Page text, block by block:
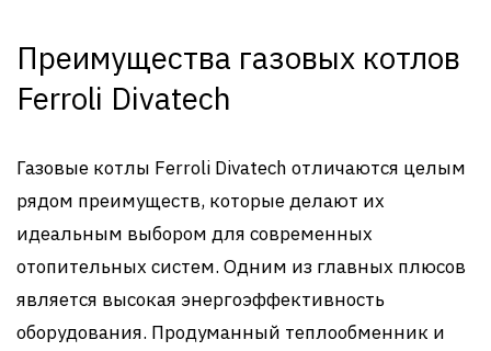
Преимущества газовых котлов
Ferroli Divatech
Газовые котлы Ferroli Divatech отличаются целым
рядом преимуществ, которые делают их
идеальным выбором для современных
отопительных систем. Одним из главных плюсов
является высокая энергоэффективность
оборудования. Продуманный теплообменник и